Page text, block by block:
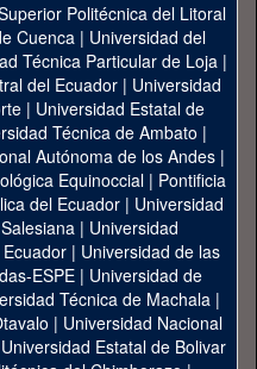
Politécnica del Litoral
Cuenca| Universidad del
Técnica Particular de Loja|
del Ecuador| Universidad
| Universidad Estatal de
Técnica de Ambato |
Autónoma de los Andes|
Equinoccial| Pontificia
del Ecuador | Universidad
| Universidad
| Universidad de las
ESPE | Universidad de
Técnica de Machala|
| Universidad Nacional
Universidad Estatal de Bolivar